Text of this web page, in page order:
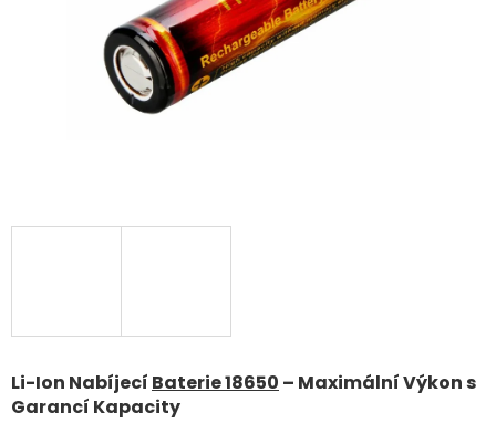
Li-Ion Nabíjecí Baterie 18650 – Maximální Výkon s
Garancí Kapacity